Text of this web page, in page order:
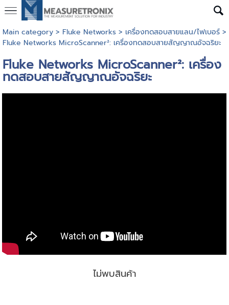
Main category> Fluke Networks> เครื่องทดสอบสายแลน/ไฟเบอร์>
Fluke Networks MicroScanner²: เครื่องทดสอบสายสัญญาณอัจฉริยะ
Fluke Networks MicroScanner²: เครื่อง
ทดสอบสายสัญญาณอัจฉริยะ
ไม่พบสินค้า